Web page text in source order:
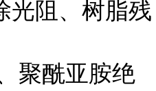
光阻、树脂残
聚酰亚胺绝